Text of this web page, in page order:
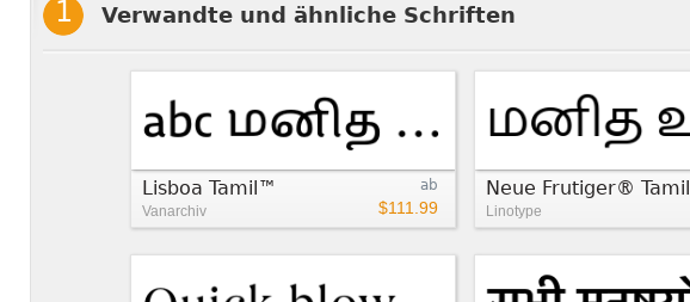
Verwandte und ähnliche Schriften
ab
$111.99
Lisboa Tamil™
Vanarchiv
Neue Frutiger® Tamil
Linotype